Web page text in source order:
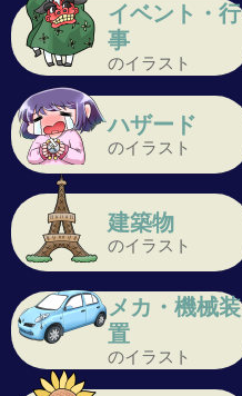
イベント・行
事
のイラスト
ハザード
のイラスト
建築物
のイラスト
メカ・機械装
置
のイラスト